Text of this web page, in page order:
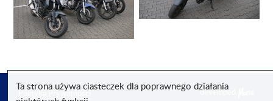
Polityka Prywatności developed
Ta strona używa ciasteczek dla poprawnego działania